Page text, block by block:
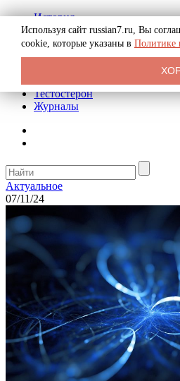
История
Биография
Криминал
Реклама на сайте
Тестостерон
Журналы
Актуальное
07/11/24
Используя сайт russian7.ru, Вы
cookie, которые указаны в Политике